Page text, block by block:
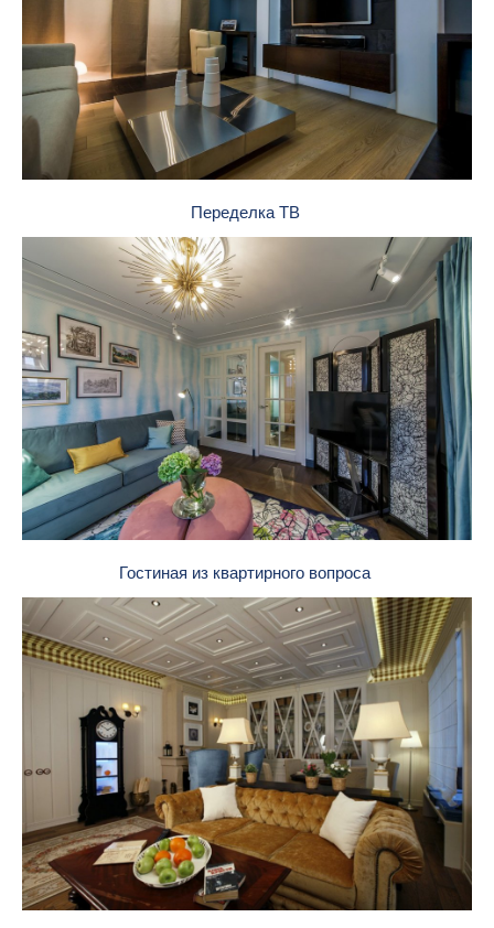
Переделка ТВ
Гостиная из квартирного вопроса